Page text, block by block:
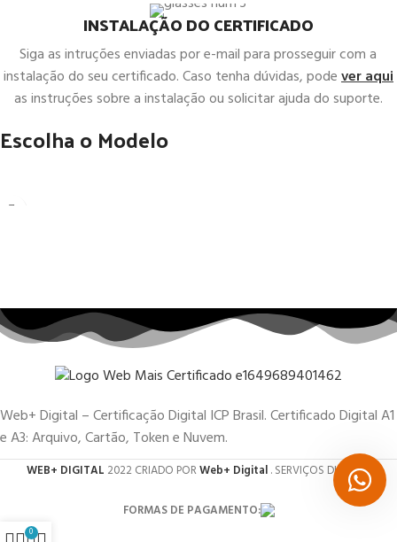
INSTALAÇÃO DO CERTIFICADO
Siga as intruções enviadas por e-mail para prosseguir com a
instalação do seu certificado. Caso tenha dúvidas, podever aqui
as instruções sobre a instalação ou solicitar ajuda do suporte.
Escolha o Modelo
Web+ Digital – Certificação Digital ICP Brasil. Certificado Digital A1
e A3: Arquivo, Cartão, Token e Nuvem.
WEB+ DIGITAL 2022 CRIADO PORWeb+ Digital. SERVIÇOS DIGITAIS.
FORMAS DE PAGAMENTO:
0